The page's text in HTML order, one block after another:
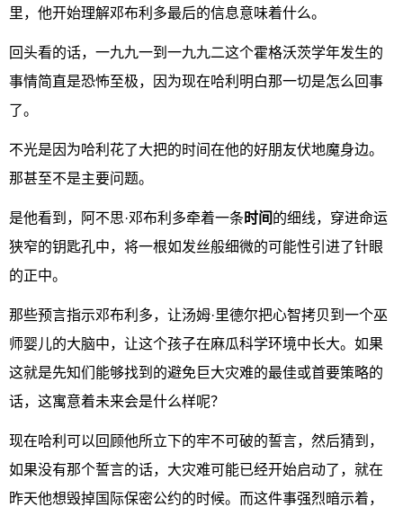
里，他开始理解邓布利多最后的信息意味着什么。
回头看的话，一九九一到一九九二这个霍格沃茨学年发生的
事情简直是恐怖至极，因为现在哈利明白那一切是怎么回事
了。
不光是因为哈利花了大把的时间在他的好朋友伏地魔身边。
那甚至不是主要问题。
是他看到，阿不思·邓布利多牵着一条 时间 的细线，穿进命运
狭窄的钥匙孔中，将一根如发丝般细微的可能性引进了针眼
的正中。
那些预言指示邓布利多，让汤姆·里德尔把心智拷贝到一个巫
师婴儿的大脑中，让这个孩子在麻瓜科学环境中长大。如果
这就是先知们能够找到的避免巨大灾难的最佳或首要策略的
话，这寓意着未来会是什么样呢？
现在哈利可以回顾他所立下的牢不可破的誓言，然后猜到，
如果没有那个誓言的话，大灾难可能已经开始启动了，就在
昨天他想毁掉国际保密公约的时候。而这件事强烈暗示着，